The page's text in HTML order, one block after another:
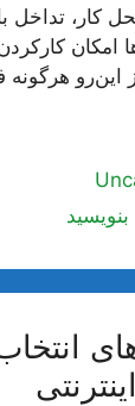
کار، تداخل
امکان
این‌رو
بنویسید